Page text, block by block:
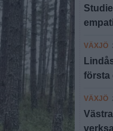
VÄXJÖ
första
VÄXJÖ